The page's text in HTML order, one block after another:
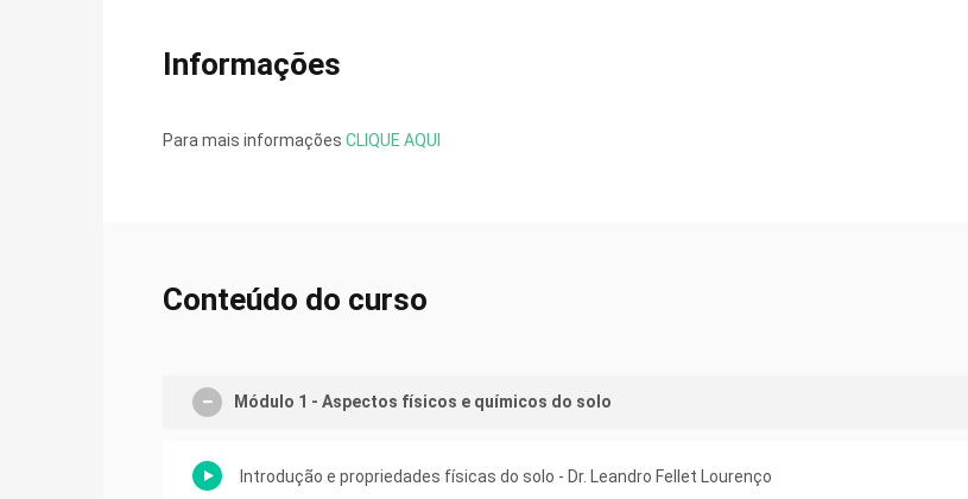
Informações
Para mais informações CLIQUE AQUI
Conteúdo do curso
Módulo 1 - Aspectos físicos e químicos do solo
Introdução e propriedades físicas do solo - Dr. Leandro Fellet Lourenço